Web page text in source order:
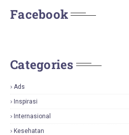
Facebook
Categories
Ads
Inspirasi
Internasional
Kesehatan